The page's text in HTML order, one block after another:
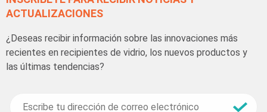
ACTUALIZACIONES
¿Deseas recibir información sobre las innovaciones más
recientes en recipientes de vidrio, los nuevos productos y
las últimas tendencias?